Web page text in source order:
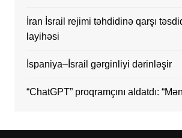
İran İsrail rejimi təhdidinə qarşı
layihəsi
İspaniya–İsrail gərginliyi dərinləşir
“ChatGPT” proqramçını aldatdı: